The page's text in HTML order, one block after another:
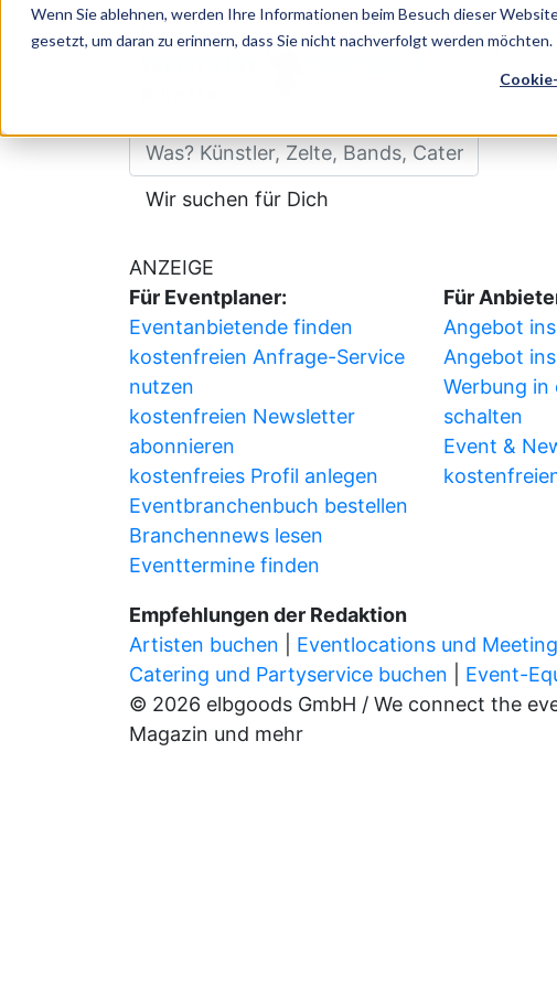
Wenn Sie ablehnen, werden Ihre Informationen beim Besuch dieser
gesetzt, um daran zu erinnern, dass Sie nicht nachverfolgt werden möchten.
Datum:Samstag, 08.08.2026
Zelte, Bands, Catering, ...
Wir suchen für Dich
ANZEIGE
Für Eventplaner:
Eventanbietende finden
kostenfreien Anfrage-Service
nutzen
kostenfreien Newsletter
abonnieren
kostenfreies Profil anlegen
Eventbranchenbuch bestellen
Branchennews lesen
Eventtermine finden
Für
Angebot
Angebot
Werbung in
schalten
Event &
Empfehlungen der Redaktion
Artisten buchen
Eventlocations und
Catering und Partyservice buchen
Event-
© 2026 elbgoods GmbH / We connect the
Magazin und mehr